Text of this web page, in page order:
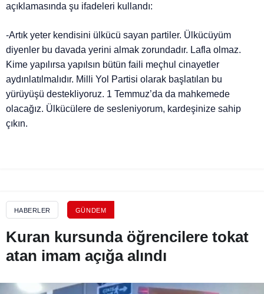
açıklamasında şu ifadeleri kullandı:
-Artık yeter kendisini ülkücü sayan partiler. Ülkücüyüm
diyenler bu davada yerini almak zorundadır. Lafla olmaz.
Kime yapılırsa yapılsın bütün faili meçhul cinayetler
aydınlatılmalıdır. Milli Yol Partisi olarak başlatılan bu
yürüyüşü destekliyoruz. 1 Temmuz’da da mahkemede
olacağız. Ülkücülere de sesleniyorum, kardeşinize sahip
çıkın.
HABERLER GÜNDEM
Kuran kursunda öğrencilere tokat
atan imam açığa alındı